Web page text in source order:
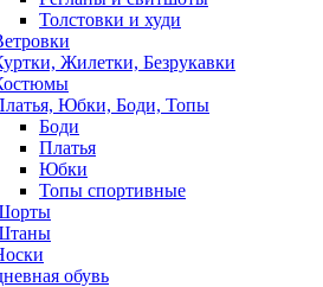
Толстовки и худи
Жилетки, Безрукавки
Юбки, Боди, Топы
Боди
Платья
Юбки
Топы спортивные
обувь